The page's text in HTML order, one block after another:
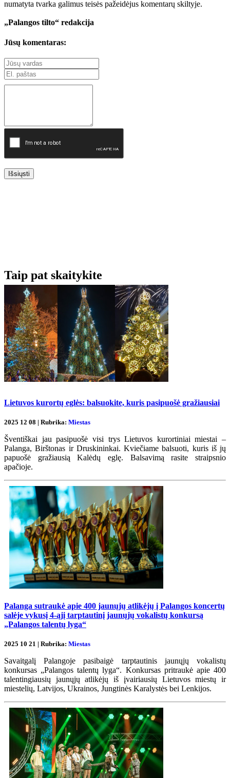
numatyta tvarka galimus teisės pažeidėjus komentarų skiltyje.
„Palangos tilto“ redakcija
Jūsų komentaras:
Išsiųsti
Taip pat skaitykite
Lietuvos kurortų eglės: balsuokite, kuris pasipuošė gražiausiai
2025 12 08 | Rubrika: Miestas
Šventiškai jau pasipuošė visi trys Lietuvos kurortiniai miestai –
Palanga, Birštonas ir Druskininkai. Kviečiame balsuoti, kuris iš jų
papuošė gražiausią Kalėdų eglę. Balsavimą rasite straipsnio
apačioje.
Palanga sutraukė apie 400 jaunųjų atlikėjų į Palangos koncertų
salėje vykusį 4-ąjį tarptautinį jaunųjų vokalistų konkursą
„Palangos talentų lyga“
2025 10 21 | Rubrika: Miestas
Savaitgalį Palangoje pasibaigė tarptautinis jaunųjų vokalistų
konkursas „Palangos talentų lyga“. Konkursas pritraukė apie 400
talentingiausių jaunųjų atlikėjų iš įvairiausių Lietuvos miestų ir
miestelių, Latvijos, Ukrainos, Jungtinės Karalystės bei Lenkijos.